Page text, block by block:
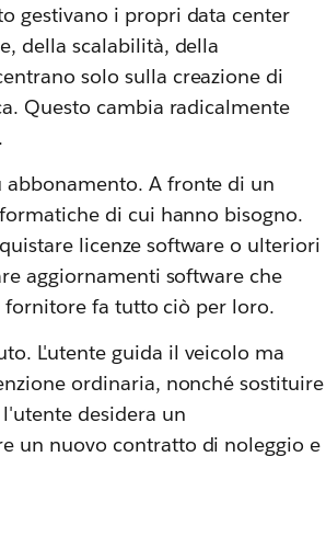
gestivano i propri data center
della scalabilità, della
solo sulla creazione di
Questo cambia radicalmente
A fronte di un
di cui hanno bisogno.
licenze software o ulteriori
aggiornamenti software che
fornitore fa tutto ciò per loro.
L'utente guida il veicolo ma
ordinaria, nonché sostituire
desidera un
un nuovo contratto di noleggio e